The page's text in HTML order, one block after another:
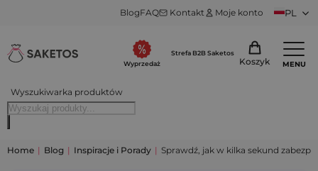
BlogFAQ Kontakt Moje konto PL
Wyszukiwarka produktów
Wyprzedaż
Strefa B2B Saketos
Koszyk MENU
Home | Blog | Inspiracje i Porady | Sprawdź, jak w kilka sekund